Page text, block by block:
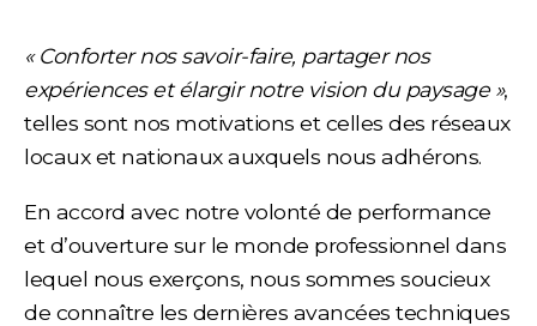
« Conforter nos savoir-faire, partager nos
expériences et élargir notre vision du paysage »,
telles sont nos motivations et celles des réseaux
locaux et nationaux auxquels nous adhérons.
En accord avec notre volonté de performance
et d’ouverture sur le monde professionnel dans
lequel nous exerçons, nous sommes soucieux
de connaître les dernières avancées techniques